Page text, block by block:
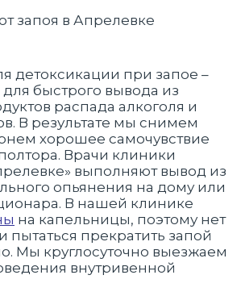
детоксикации при запое –
быстрого вывода из
распада алкоголя и
В результате мы снимем
хорошее самочувствие
Врачи клиники
выполняют вывод из
опьянения на дому или
В нашей клинике
на капельницы, поэтому нет
пытаться прекратить запой
Мы круглосуточно выезжаем
внутривенной